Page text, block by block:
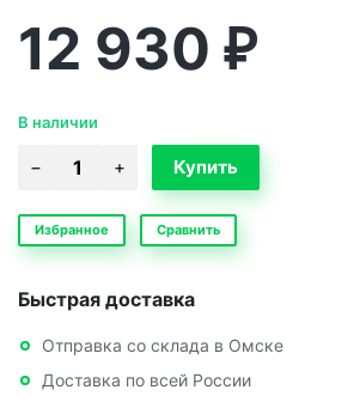
12 930 ₽
В наличии
Избранное Сравнить
Быстрая доставка
Отправка со склада в Омске
Доставка по всей России